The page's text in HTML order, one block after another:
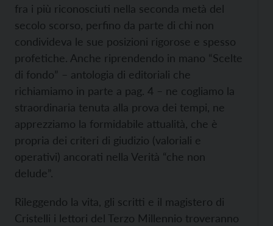
fra i più riconosciuti nella seconda metà del
secolo scorso, perfino da parte di chi non
condivideva le sue posizioni rigorose e spesso
profetiche. Anche riprendendo in mano “Scelte
di fondo” – antologia di editoriali che
richiamiamo in parte a pag. 4 – ne cogliamo la
straordinaria tenuta alla prova dei tempi, ne
apprezziamo la formidabile attualità, che è
propria dei criteri di giudizio (valoriali e
operativi) ancorati nella Verità “che non
delude”.
Rileggendo la vita, gli scritti e il magistero di
Cristelli i lettori del Terzo Millennio troveranno